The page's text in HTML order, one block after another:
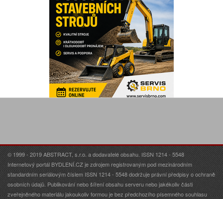
© 1999 - 2019 ABSTRACT, s.r.o. a dodavatelé obsahu. ISSN 1214 - 5548
Internetový portál BYDLENÍ.CZ je zdrojem registrovaným pod mezinárodním
standardním seriálovým číslem ISSN 1214 - 5548 dodržuje právní předpisy o ochraně
osobních údajů. Publikování nebo šíření obsahu serveru nebo jakékoliv části
zveřejněného materiálu jakoukoliv formou je bez předchozího písemného souhlasu